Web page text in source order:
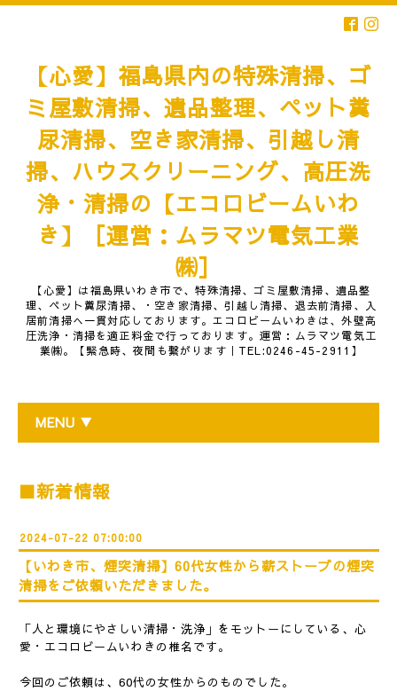
【心愛】福島県内の特殊清掃、ゴ
ミ屋敷清掃、遺品整理、ペット糞
尿清掃、空き家清掃、引越し清
掃、ハウスクリーニング、高圧洗
浄・清掃の【エコロビームいわ
き】［運営：ムラマツ電気工業
㈱］
【心愛】は福島県いわき市で、特殊清掃、ゴミ屋敷清掃、遺品整
理、ペット糞尿清掃、・空き家清掃、引越し清掃、退去前清掃、入
居前清掃へ一貫対応しております。エコロビームいわきは、外壁高
圧洗浄・清掃を適正料金で行っております。運営：ムラマツ電気工
業㈱。【緊急時、夜間も繋がります｜TEL:0246-45-2911】
MENU ▼
■新着情報
2024-07-22 07:00:00
【いわき市、煙突清掃】60代女性から薪ストーブの煙突
清掃をご依頼いただきました。
「人と環境にやさしい清掃・洗浄」をモットーにしている、心
愛・エコロビームいわきの椎名です。
今回のご依頼は、60代の女性からのものでした。